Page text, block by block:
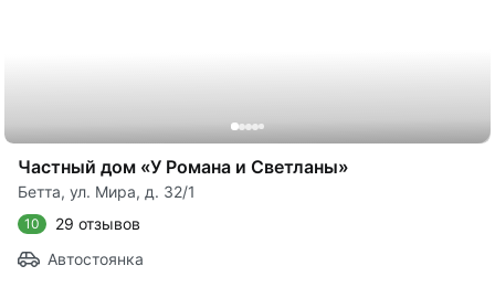
Частный дом «У Романа и Светланы»
Бетта, ул. Мира, д. 32/1
10
29 отзывов
Автостоянка